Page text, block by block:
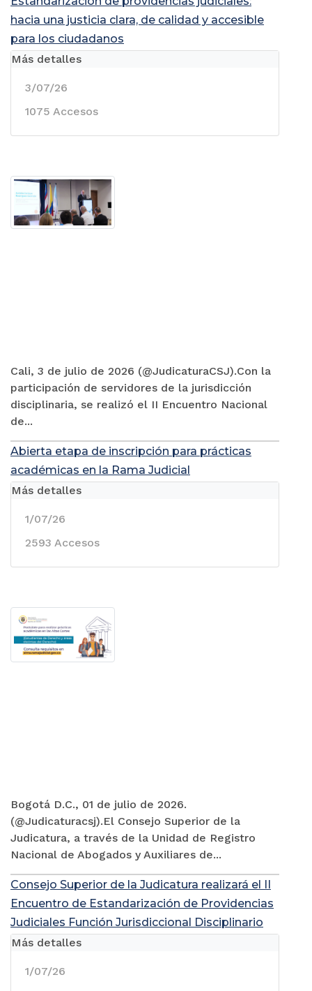
hacia una justicia clara, de calidad y accesible
para los ciudadanos
Cali, 3 de julio de 2026 (@JudicaturaCSJ).Con la
participación de servidores de la jurisdicción
disciplinaria, se realizó el II Encuentro Nacional
de...
Más detalles
3/07/26
1075 Accesos
Abierta etapa de inscripción para prácticas
académicas en la Rama Judicial
Bogotá D.C., 01 de julio de 2026.
(@Judicaturacsj).El Consejo Superior de la
Judicatura, a través de la Unidad de Registro
Nacional de Abogados y Auxiliares de...
Más detalles
1/07/26
2593 Accesos
Consejo Superior de la Judicatura realizará el II
Encuentro de Estandarización de Providencias
Judiciales Función Jurisdiccional Disciplinario
Más detalles
1/07/26